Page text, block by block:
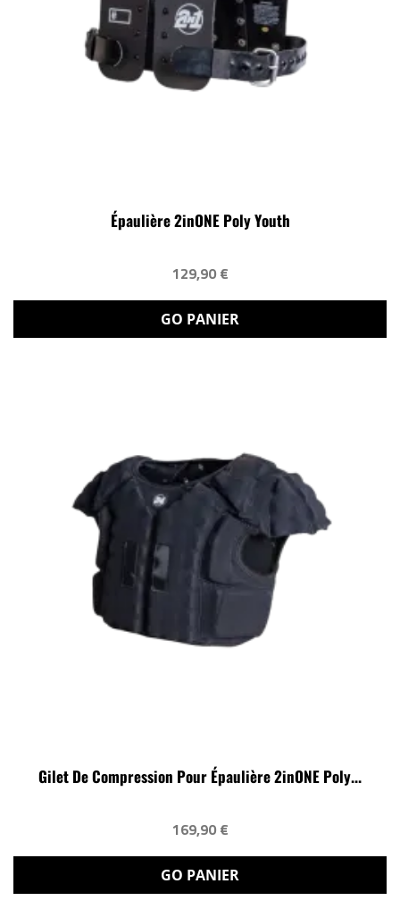
Épaulière 2inONE Poly Youth
129,90 €
GO PANIER
Gilet De Compression Pour Épaulière 2inONE Poly...
169,90 €
GO PANIER